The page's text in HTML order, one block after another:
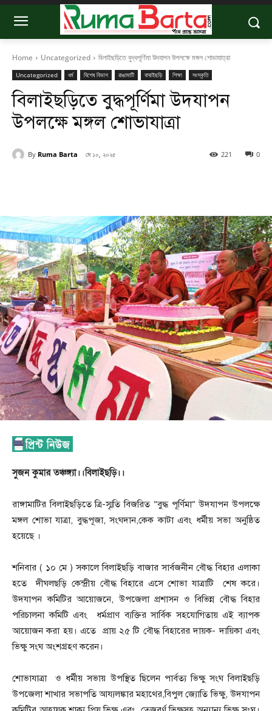
Home Uncategorized বিলাইছড়িতে বুদ্ধপূর্ণিমা উদযাপন উপলক্ষে মঙ্গল শোভাযাত্রা
Uncategorized ধর্ম বিশেষ বিভাগ রাঙামাটি বাঘাইছড়ি শিক্ষা সংস্কৃতি
বিলাইছড়িতে বুদ্ধপূর্ণিমা উদযাপন
উপলক্ষে মঙ্গল শোভাযাত্রা
By Ruma Barta মে ১০, ২০২৫ 0
221
সুজন কুমার তঞ্চঙ্গ্যা।।বিলাইছড়ি।।
রাঙ্গামাটির বিলাইছড়িতে ত্রি-স্মৃতি বিজরিত “বুদ্ধ পূর্ণিমা” উদযাপন উপলক্ষে
মঙ্গল শোভা যাত্রা, বুদ্ধপূজা, সংঘদান,কেক কাটা এবং ধর্মীয় সভা অনুষ্ঠিত
হয়েছে ।
শনিবার ( ১০ মে ) সকালে বিলাইছড়ি বাজার সার্বজনীন বৌদ্ধ বিহার এলাকা
হতে দীঘলছড়ি কেন্দ্রীয় বৌদ্ধ বিহারে এসে শোভা যাত্রাটি শেষ করে।
উদযাপন কমিটির আয়োজনে, উপজেলা প্রশাসন ও বিভিন্ন বৌদ্ধ বিহার
পরিচালনা কমিটি এবং ধর্মপ্রাণ ব্যক্তির সার্বিক সহযোগিতায় এই ব্যাপক
আয়োজন করা হয়। এতে প্রায় ২৫ টি বৌদ্ধ বিহারের দায়ক- দায়িকা এবং
ভিক্ষু সংঘ অংশগ্রহণ করেন।
শোভাযাত্রা ও ধর্মীয় সভায় উপস্থিত ছিলেন পার্বত্য ভিক্ষু সংঘ বিলাইছড়ি
উপজেলা শাখার সভাপতি আয্যলঙ্কার মহাথের,বিপুল জ্যোতি ভিক্ষু, উদযাপন